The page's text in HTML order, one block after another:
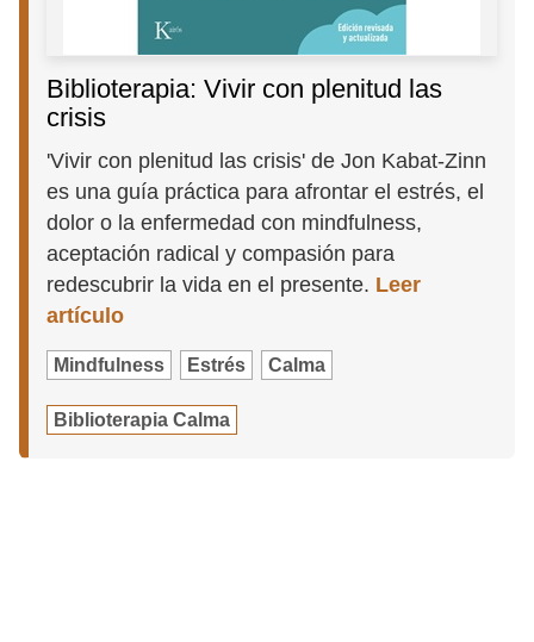
Biblioterapia: Vivir con plenitud las
crisis
'Vivir con plenitud las crisis' de Jon Kabat-Zinn
es una guía práctica para afrontar el estrés, el
dolor o la enfermedad con mindfulness,
aceptación radical y compasión para
redescubrir la vida en el presente. Leer
artículo
Mindfulness Estrés Calma
Biblioterapia Calma